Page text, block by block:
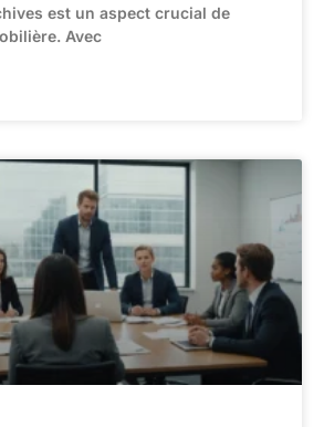
est un aspect crucial de
Avec